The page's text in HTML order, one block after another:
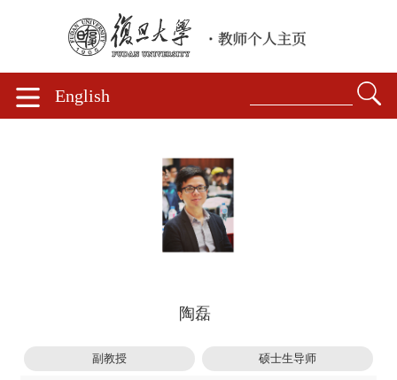
English
陶磊
副教授 硕士生导师